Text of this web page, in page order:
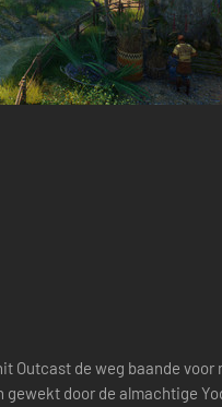
Outcast de weg baande
door de almachtige